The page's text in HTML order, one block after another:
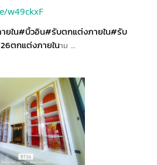
w49ckxF
ยใน#บิ้วอิน#รับตกแต่งภายใน#รับ
ตกแต่งภายในาม …